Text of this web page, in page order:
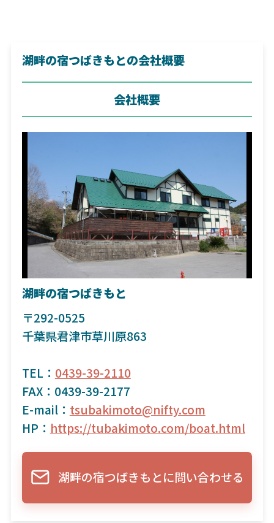
湖畔の宿つばきもとの会社概要
会社概要
湖畔の宿つばきもと
〒292-0525
千葉県君津市草川原863
TEL： 0439-39-2110
FAX：0439-39-2177
E-mail： tsubakimoto@nifty.com
HP： https://tubakimoto.com/boat.html
湖畔の宿つばきもとに問い合わせる